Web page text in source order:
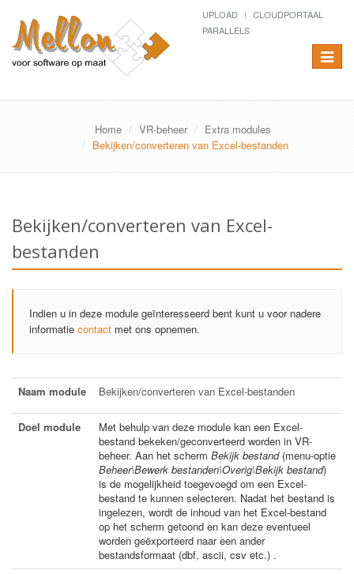
UPLOAD
CLOUDPORTAAL
PARALLELS
Toggle
Home VR-beheer
Extra modules
Bekijken/converteren van Excel-bestanden
Bekijken/converteren van Excel-
bestanden
Indien u in deze module geïnteresseerd bent kunt u voor nadere
informatie contact met ons opnemen.
Naam module Bekijken/converteren van Excel-bestanden
Doel module
Met behulp van deze module kan een Excel-
bestand bekeken/geconverteerd worden in VR-
beheer. Aan het scherm Bekijk bestand(menu-optie
Beheer\Bewerk bestanden\Overig\Bekijk bestand)
is de mogelijkheid toegevoegd om een Excel-
bestand te kunnen selecteren. Nadat het bestand is
ingelezen, wordt de inhoud van het Excel-bestand
op het scherm getoond en kan deze eventueel
worden geëxporteerd naar een ander
bestandsformaat (dbf, ascii, csv etc.) .